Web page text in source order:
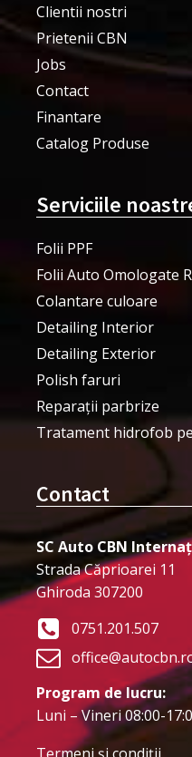
Clientii nostri
Prietenii CBN
Jobs
Contact
Finantare
Catalog Produse
Serviciile
Folii PPF
Folii Auto Omologate
Colantare culoare
Detailing Interior
Detailing Exterior
Polish faruri
Reparații parbrize
Tratament hidrofob
Contact
SC Auto CBN
Strada Căprioarei 11
Ghiroda 307200
0751.201.507
Program de lucru:
Luni – Vineri 08:00-